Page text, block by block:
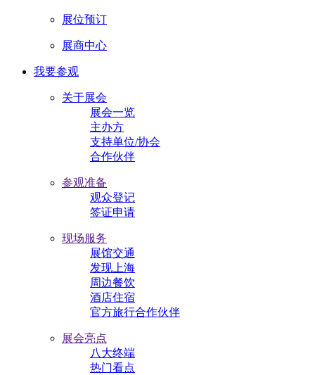
展位预订
展商中心
我要参观
关于展会
展会一览
主办方
支持单位/协会
合作伙伴
参观准备
观众登记
签证申请
现场服务
展馆交通
发现上海
周边餐饮
酒店住宿
官方旅行合作伙伴
展会亮点
八大终端
热门看点